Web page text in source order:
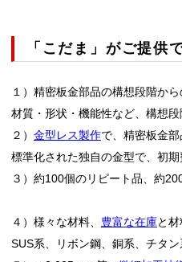
「こだま」がご提供
１）精密板金部品の構想段階から
材質・形状・機能性など、構想段
２） 金型レス製作で、精密板金
標準化された独自の金型で、初
３）約100個のリピート品、約
４）様々な材料、 豊富な在庫 と
SUS系、リボン鋼、銅系、チタ